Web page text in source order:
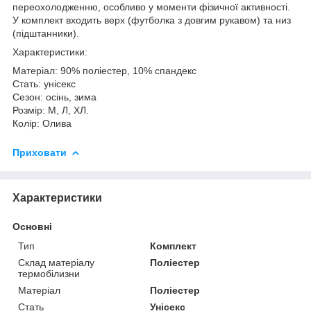
переохолодженню, особливо у моменти фізичної активності.
У комплект входить верх (футболка з довгим рукавом) та низ
(підштанники).
Характеристики:
Матеріал: 90% поліестер, 10% спандекс
Стать: унісекс
Сезон: осінь, зима
Розмір: М, Л, ХЛ.
Колір: Олива
Приховати
Характеристики
Основні
Тип
Комплект
Склад матеріалу
термобілизни
Поліестер
Матеріал
Поліестер
Стать
Унісекс